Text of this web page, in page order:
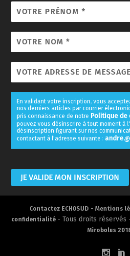
En validant votre inscription, vous
nos derniers articles par courrier
pris connaissance de notre Politique
pouvez vous désinscrire à tout moment à
désinscription figurant sur nos
contactant à l'adresse suivante :
Contactez ECHOSUD - Mentions
confidentialité- Tous droits réservés
Mirobolus